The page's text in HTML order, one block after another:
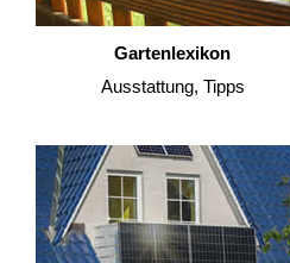
Gartenlexikon
Ausstattung, Tipps